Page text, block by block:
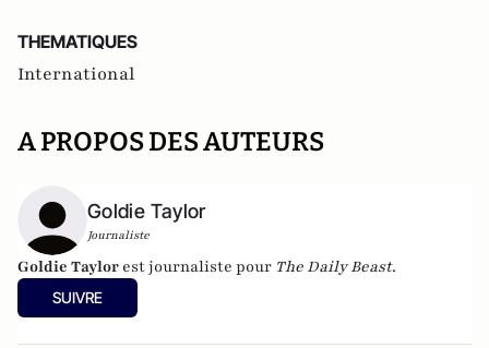
THEMATIQUES
International
A PROPOS DES AUTEURS
Goldie Taylor
Journaliste
Goldie Taylor est journaliste pour The Daily Beast.
SUIVRE